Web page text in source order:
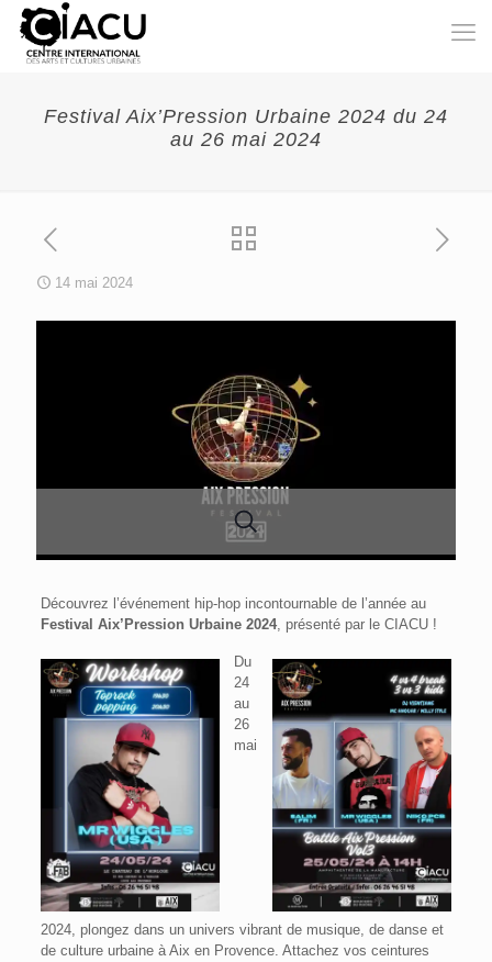
Festival Aix’Pression Urbaine 2024 du 24
au 26 mai 2024
14 mai 2024
Découvrez l’événement hip-hop incontournable de l’année au
Festival Aix’Pression Urbaine 2024, présenté par le CIACU !
Du
24
au
26
mai
2024, plongez dans un univers vibrant de musique, de danse et
de culture urbaine à Aix en Provence. Attachez vos ceintures